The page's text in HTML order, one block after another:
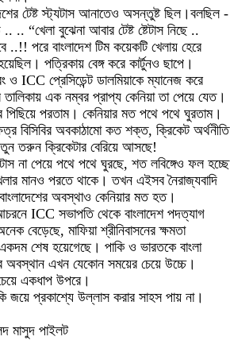
টেষ্ট স্ট্যটাস আনাতেও অসন্তুষ্ট ছিল।বলছিল -
.. “খেলা বুঝেনা আবার টেষ্ট ষ্টেটাস নিছে ..
..!! পরে বাংলাদেশ টিম কয়েকটি খেলায় হেরে
পত্রিকায় বেঙ্গ করে কার্টুনও ছাপে।
ICC প্রেসিডেন্ট ডালমিয়াকে ম্যানেজ করে
এক নম্বর প্রাপ্য কেনিয়া তা পেয়ে যেত।
পরতাম। কেনিয়ার মত পথে পথে ঘুরতাম।
বিসিবির অবকাঠামো কত শক্ত, ক্রিকেট অর্থনীতি
তরুন ক্রিকেটার বেরিয়ে আসছে!
না পেয়ে পথে পথে ঘুরছে, শত লবিঙ্গেও ফল হচ্ছে
মানও পরতে থাকে। তখন এইসব নৈরাজ্যবাদি
অবস্থাও কেনিয়ার মত হত।
ICC সভাপতি থেকে বাংলাদেশ পদত্যাগ
বেড়েছে, মাফিয়া শ্রীনিবাসনের ক্ষমতা
শেষ হয়েগেছে। পাকি ও ভারতকে বাংলা
অবস্থান এখন যেকোন সময়ের চেয়ে উচ্চে।
একধাপ উপরে।
জয়ে প্রকাশ্যে উল্লাস করার সাহস পায় না।
মাসুদ পাইলট